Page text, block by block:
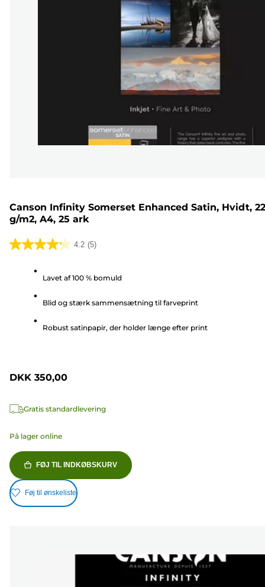
Canson Infinity Somerset Enhanced Satin, Hvidt,
g/m2, A4, 25 ark
4.2 (5)
4.2
stjerner.
Lavet af 100 % bomuld
Blid og stærk sammensætning til farveprint
Robust satinpapir, der holder længe efter print
DKK 350,00
Gratis standardlevering
På lager online
FØJ TIL INDKØBSKURV
Føj til ønskeliste